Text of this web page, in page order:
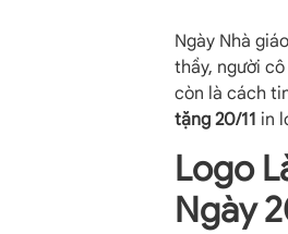
Ngày Nhà
thầy, người
còn là cách
tặng 20/11 in
Logo
Ngày